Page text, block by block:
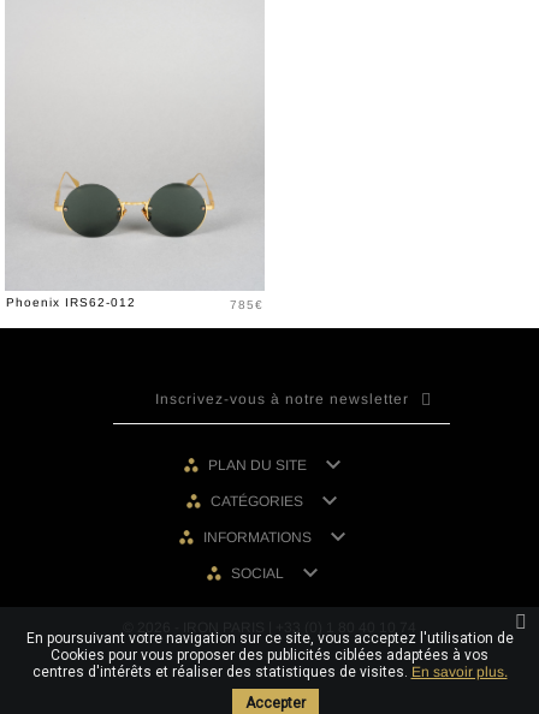
Phoenix IRS62-012 Prix
785€
PLAN DU SITE 
CATÉGORIES 
INFORMATIONS 
SOCIAL 
En poursuivant votre navigation sur ce site, vous acceptez l'utilisation de
Cookies pour vous proposer des publicités ciblées adaptées à vos
centres d'intérêts et réaliser des statistiques de visites. En savoir plus.
Accepter